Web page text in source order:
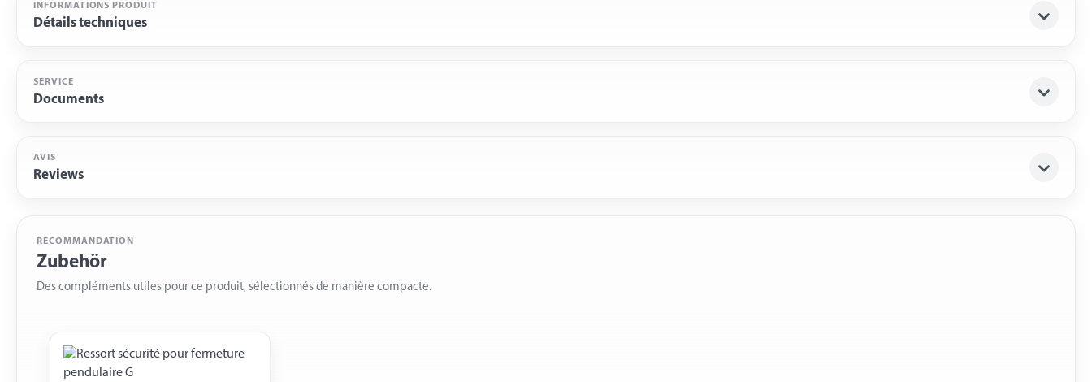
INFORMATIONS PRODUIT
Détails techniques
SERVICE
Documents
AVIS
Reviews
RECOMMANDATION
Zubehör
Des compléments utiles pour ce produit, sélectionnés de manière compacte.